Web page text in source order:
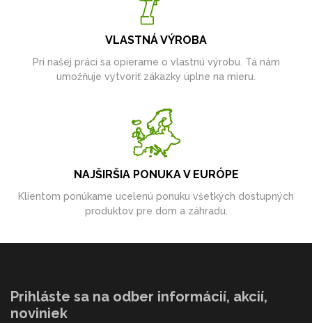
VLASTNÁ VÝROBA
Pri našej práci sa opierame o vlastnú výrobu. Tá nám
umožňuje vytvoriť zákazky úplne na mieru.
NAJŠIRŠIA PONUKA V EURÓPE
Klientom ponúkame ucelenú ponuku všetkých dostupných
produktov pre dom a záhradu.
Prihláste sa na odber informácií, akcií,
noviniek